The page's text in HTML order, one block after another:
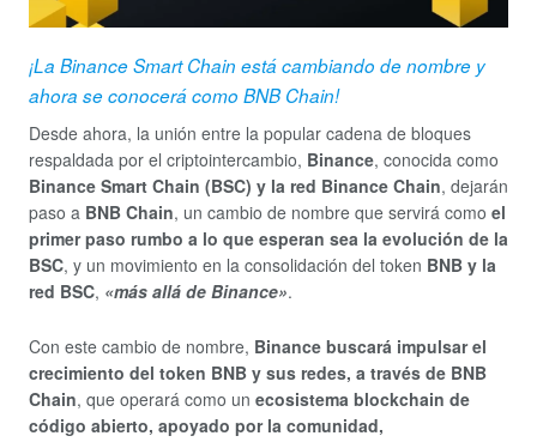
¡La Binance Smart Chain está cambiando de nombre y
ahora se conocerá como BNB Chain!
Desde ahora, la unión entre la popular cadena de bloques
respaldada por el criptointercambio, Binance, conocida como
Binance Smart Chain (BSC) y la red Binance Chain, dejarán
paso a BNB Chain, un cambio de nombre que servirá como el
primer paso rumbo a lo que esperan sea la evolución de la
BSC, y un movimiento en la consolidación del token BNB y la
red BSC, «más allá de Binance».
Con este cambio de nombre, Binance buscará impulsar el
crecimiento del token BNB y sus redes, a través de BNB
Chain, que operará como un ecosistema blockchain de
código abierto, apoyado por la comunidad,